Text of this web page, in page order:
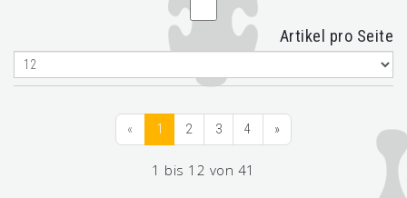
Artikel pro Seite
« 1 2 3 4 »
1 bis 12 von 41